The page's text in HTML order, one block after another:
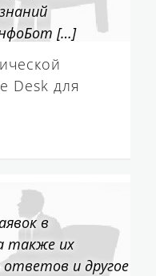
[…]
Desk для
в
также их
и другое